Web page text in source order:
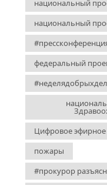
национальный
национальный
федеральный
#неделядобрыхдел
Цифровое эфирное
пожары
#прокурор